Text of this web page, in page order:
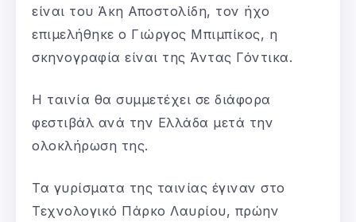
είναι του Άκη Αποστολίδη, τον ήχο
επιμελήθηκε ο Γιώργος Μπιμπίκος, η
σκηνογραφία είναι της Άντας Γόντικα.
Η ταινία θα συμμετέχει σε διάφορα
φεστιβάλ ανά την Ελλάδα μετά την
ολοκλήρωση της.
Τα γυρίσματα της ταινίας έγιναν στο
Τεχνολογικό Πάρκο Λαυρίου, πρώην